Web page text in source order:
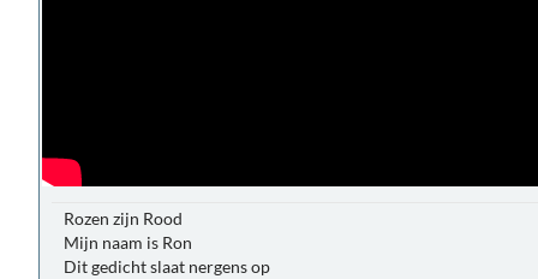
Rozen zijn Rood
Mijn naam is Ron
Dit gedicht slaat nergens op